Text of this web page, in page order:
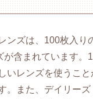
ンズは、100枚入り
が含まれています。
いレンズを使うこ
。また、デイリーズ